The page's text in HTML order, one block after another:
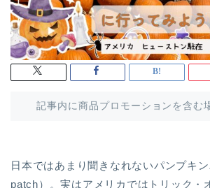
記事内に商品プロモーションを含む
日本ではあまり聞きなれないパンプキ
patch）。実はアメリカではトリック・